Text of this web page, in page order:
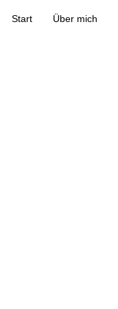
Start Über mich